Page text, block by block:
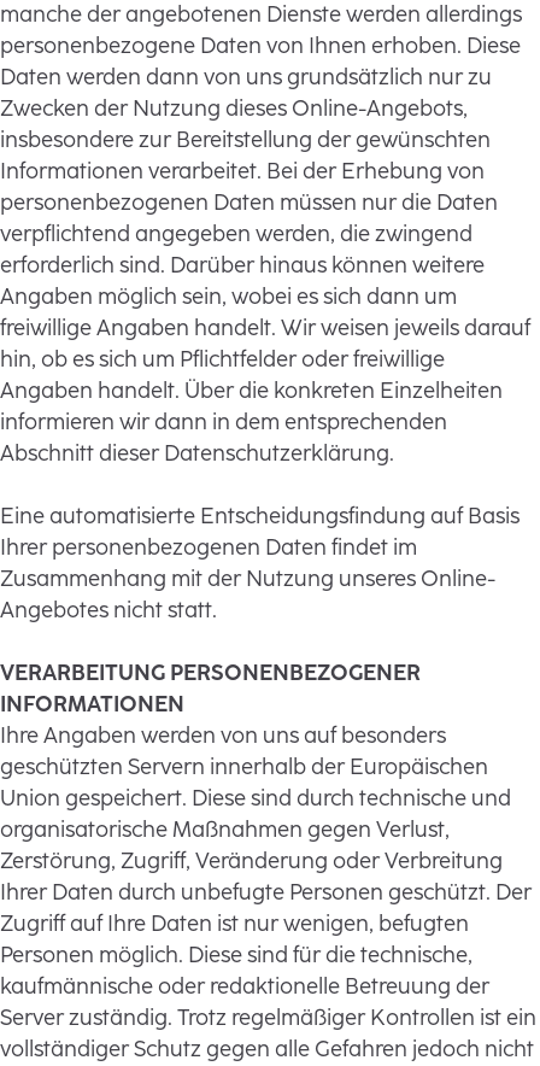
manche der angebotenen Dienste werden allerdings
personenbezogene Daten von Ihnen erhoben. Diese
Daten werden dann von uns grundsätzlich nur zu
Zwecken der Nutzung dieses Online-Angebots,
insbesondere zur Bereitstellung der gewünschten
Informationen verarbeitet. Bei der Erhebung von
personenbezogenen Daten müssen nur die Daten
verpflichtend angegeben werden, die zwingend
erforderlich sind. Darüber hinaus können weitere
Angaben möglich sein, wobei es sich dann um
freiwillige Angaben handelt. Wir weisen jeweils darauf
hin, ob es sich um Pflichtfelder oder freiwillige
Angaben handelt. Über die konkreten Einzelheiten
informieren wir dann in dem entsprechenden
Abschnitt dieser Datenschutzerklärung.
Eine automatisierte Entscheidungsfindung auf Basis
Ihrer personenbezogenen Daten findet im
Zusammenhang mit der Nutzung unseres Online-
Angebotes nicht statt.
VERARBEITUNG PERSONENBEZOGENER
INFORMATIONEN
Ihre Angaben werden von uns auf besonders
geschützten Servern innerhalb der Europäischen
Union gespeichert. Diese sind durch technische und
organisatorische Maßnahmen gegen Verlust,
Zerstörung, Zugriff, Veränderung oder Verbreitung
Ihrer Daten durch unbefugte Personen geschützt. Der
Zugriff auf Ihre Daten ist nur wenigen, befugten
Personen möglich. Diese sind für die technische,
kaufmännische oder redaktionelle Betreuung der
Server zuständig. Trotz regelmäßiger Kontrollen ist ein
vollständiger Schutz gegen alle Gefahren jedoch nicht